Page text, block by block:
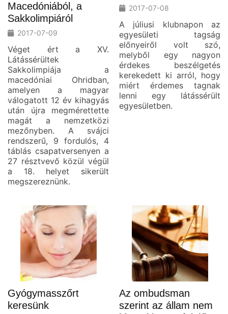
Macedóniából, a
Sakkolimpiáról
2017-07-09
Véget ért a XV.
Látássérültek
Sakkolimpiája a
macedóniai Ohridban,
amelyen a magyar
válogatott 12 év kihagyás
után újra megmérettette
magát a nemzetközi
mezőnyben. A svájci
rendszerű, 9 fordulós, 4
táblás csapatversenyen a
27 résztvevő közül végül
a 18. helyet sikerült
megszereznünk.
2017-07-08
A júliusi klubnapon az
egyesületi tagság
előnyeiről volt szó,
melyből egy nagyon
érdekes beszélgetés
kerekedett ki arról, hogy
miért érdemes tagnak
lenni egy látássérült
egyesületben.
Gyógymasszőrt
keresünk
Az ombudsman
szerint az állam nem